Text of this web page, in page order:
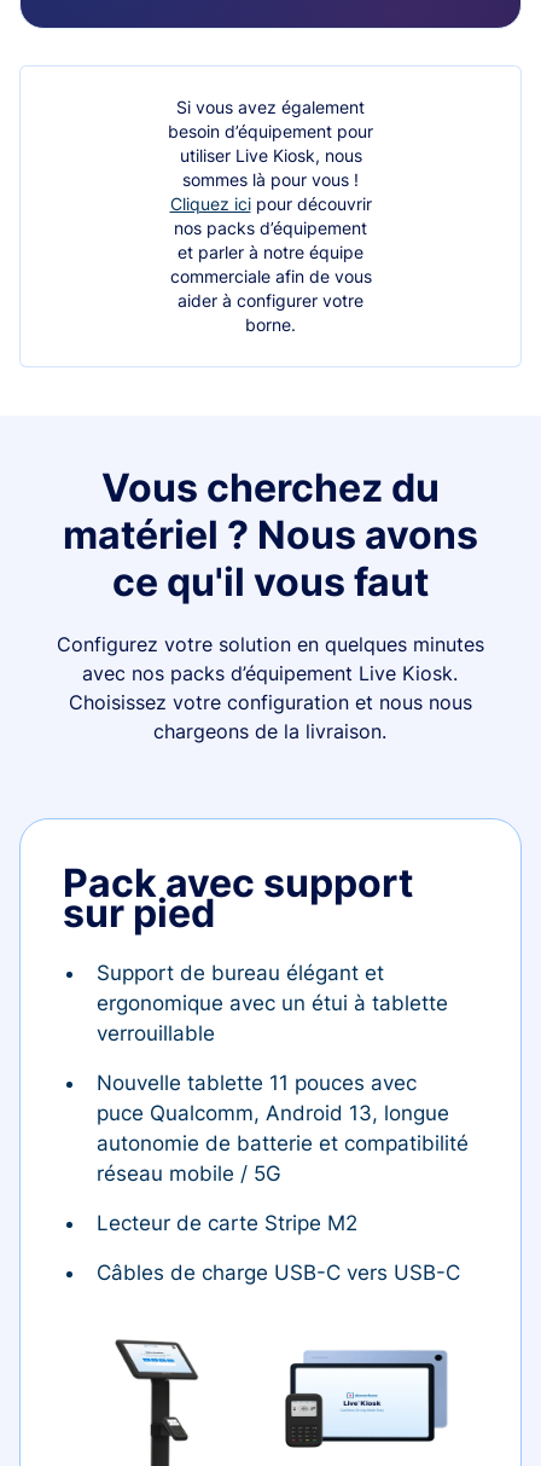
Si vous avez également
besoin d’équipement pour
utiliser Live Kiosk, nous
sommes là pour vous !
Cliquez icipour découvrir
nos packs d’équipement
et parler à notre équipe
commerciale afin de vous
aider à configurer votre
borne.
Vous cherchez du
matériel ? Nous avons
ce qu'il vous faut
Configurez votre solution en quelques minutes
avec nos packs d’équipement Live Kiosk.
Choisissez votre configuration et nous nous
chargeons de la livraison.
Pack avec support
sur pied
Support de bureau élégant et
ergonomique avec un étui à tablette
verrouillable
Nouvelle tablette 11 pouces avec
puce Qualcomm, Android 13, longue
autonomie de batterie et compatibilité
réseau mobile / 5G
Lecteur de carte Stripe M2
Câbles de charge USB-C vers USB-C